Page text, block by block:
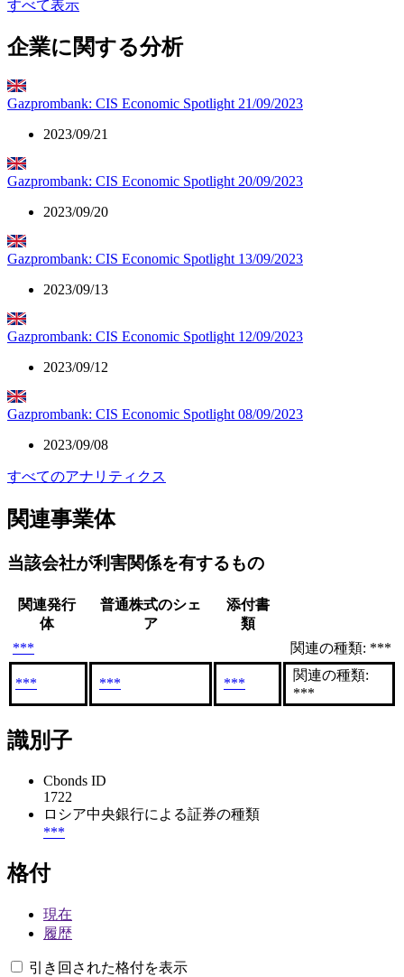
すべて表示
企業に関する分析
Gazprombank: CIS Economic Spotlight 21/09/2023
2023/09/21
Gazprombank: CIS Economic Spotlight 20/09/2023
2023/09/20
Gazprombank: CIS Economic Spotlight 13/09/2023
2023/09/13
Gazprombank: CIS Economic Spotlight 12/09/2023
2023/09/12
Gazprombank: CIS Economic Spotlight 08/09/2023
2023/09/08
すべてのアナリティクス
関連事業体
当該会社が利害関係を有するもの
関連発行
体
普通株式のシェ
ア
添付書
類
***
関連の種類: ***
*** *** ***
関連の種類:
***
識別子
Cbonds ID
1722
ロシア中央銀行による証券の種類
***
格付
現在
履歴
引き回された格付を表示